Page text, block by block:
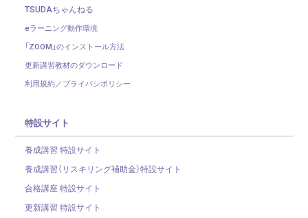
TSUDAちゃんねる
eラーニング動作環境
「ZOOM」のインストール方法
更新講習教材のダウンロード
利用規約／プライバシポリシー
特設サイト
養成講習 特設サイト
養成講習（リスキリング補助金）特設サイト
合格講座 特設サイト
更新講習 特設サイト